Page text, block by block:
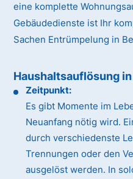
eine komplette
Gebäudedienste ist Ihr
Sachen Entrümpelung in
Haushaltsauflösung
Zeitpunkt:
Es gibt Momente im
Neuanfang nötig wird.
durch verschiedenste
Trennungen oder den
ausgelöst werden. In